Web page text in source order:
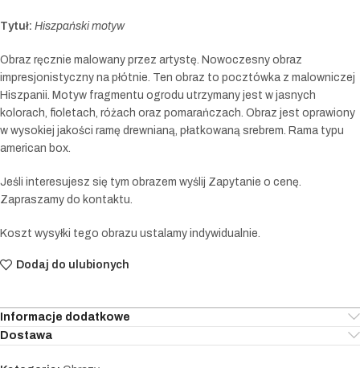
Tytuł: Hiszpański motyw
Obraz ręcznie malowany przez artystę. Nowoczesny obraz
impresjonistyczny na płótnie. Ten obraz to pocztówka z malowniczej
Hiszpanii. Motyw fragmentu ogrodu utrzymany jest w jasnych
kolorach, fioletach, różach oraz pomarańczach. Obraz jest oprawiony
w wysokiej jakości ramę drewnianą, płatkowaną srebrem. Rama typu
american box.
Jeśli interesujesz się tym obrazem wyślij Zapytanie o cenę.
Zapraszamy do kontaktu.
Koszt wysyłki tego obrazu ustalamy indywidualnie.
Dodaj do ulubionych
Informacje dodatkowe
Dostawa